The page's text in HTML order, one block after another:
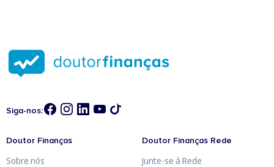
Siga-nos:
Doutor Finanças
Sobre nós
Doutor Finanças Rede
Junte-se à Rede